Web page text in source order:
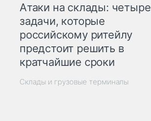
Атаки на склады: четыре
задачи, которые
российскому ритейлу
предстоит решить в
кратчайшие сроки
Склады и грузовые терминалы